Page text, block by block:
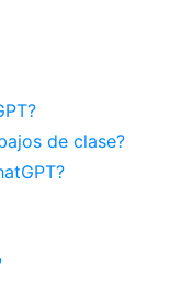
de clase?